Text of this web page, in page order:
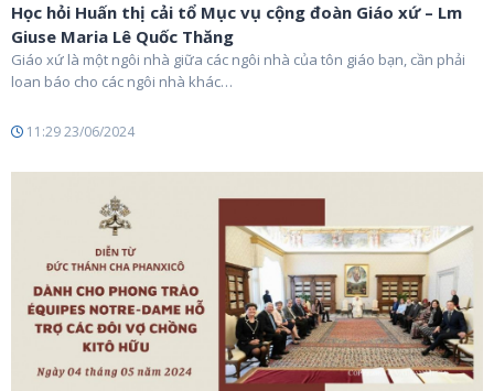
Học hỏi Huấn thị cải tổ Mục vụ cộng đoàn Giáo xứ – Lm
Giuse Maria Lê Quốc Thăng
Giáo xứ là một ngôi nhà giữa các ngôi nhà của tôn giáo bạn, cần phải
loan báo cho các ngôi nhà khác…
11:29 23/06/2024